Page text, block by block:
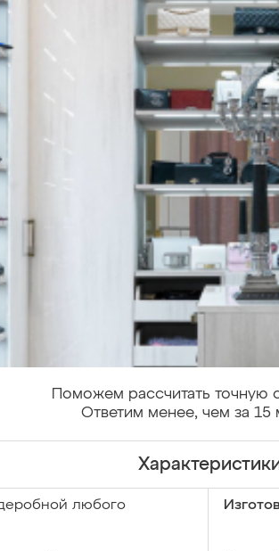
Поможем рассчитать точную
Ответим менее, чем за 15
любого